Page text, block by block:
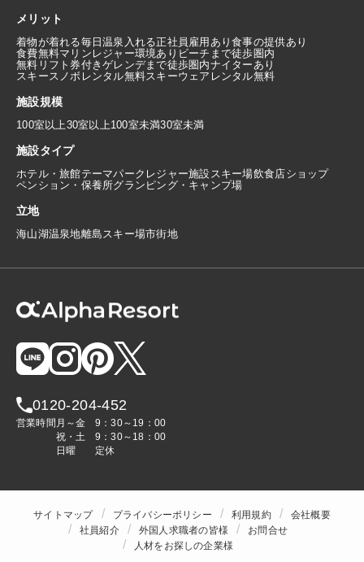
メリット
着物が着れる毎日温泉入れる正社員雇用あり食事の提供あり
食費無料マリンレジャー環境あり ビーチまで徒歩圏内
無料リフト券付きゲレンデまで徒歩圏内ナイターあり
スキースノボレンタル無料スキーウェアレンタル無料
施設規模
100室以上30室以上100室未満30室未満
施設タイプ
ホテル・旅館テーマパーク レジャー施設 スキー場飲食店ショップ
ペンション・保養所グランピング・キャンプ場
立地
海山湖温泉地離島 スキー場市街地
0120-204-452
営業時間 月～金
9：30～19：00
祝・土
9：30～18：00
日曜
定休
サイトマップ プライバシーポリシー 利用規約
会社概要
社員紹介
外国人求職者の皆様
お問合せ
人材をお探しの企業様